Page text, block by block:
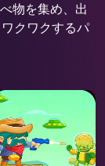
物を集め、出
クワクするパ